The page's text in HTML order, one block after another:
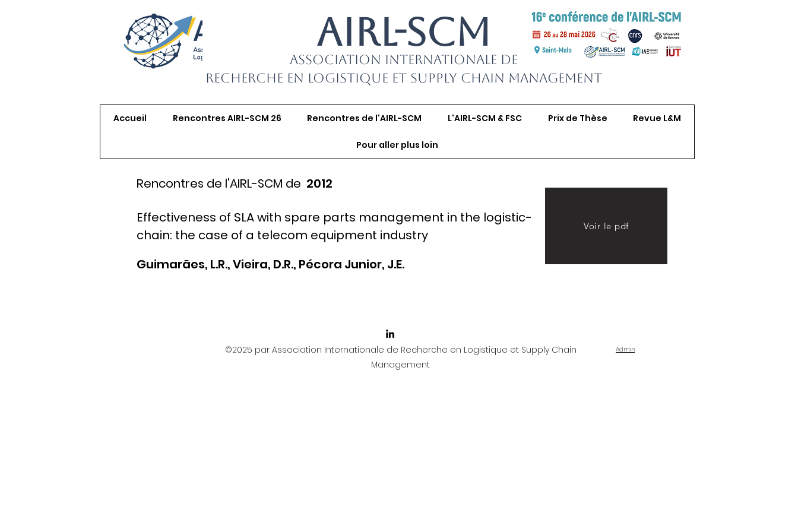
AIRL-SCM
Association Internationale de
Recherche en Logistique et Supply Chain Management
Accueil Rencontres AIRL-SCM 26 Rencontres de l'AIRL-SCM L'AIRL-SCM & FSC Prix de Thèse Revue L&M
Pour aller plus loin
Rencontres de l'AIRL-SCM de 2012
Effectiveness of SLA with spare parts management in the logistic-
chain: the case of a telecom equipment industry
Guimarães, L.R., Vieira, D.R., Pécora Junior, J.E.
Voir le pdf
©2025 par Association Internationale de Recherche en Logistique et Supply Chain
Management
Admin